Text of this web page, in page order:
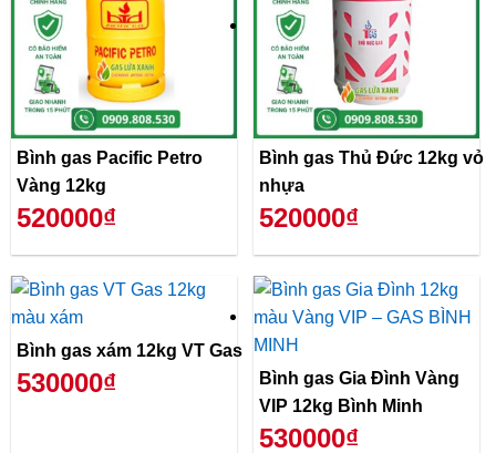
Bình gas Pacific Petro
Vàng 12kg
520000₫
Bình gas Thủ Đức 12kg vỏ
nhựa
520000₫
Bình gas xám 12kg VT Gas
530000₫
Bình gas Gia Đình Vàng
VIP 12kg Bình Minh
530000₫